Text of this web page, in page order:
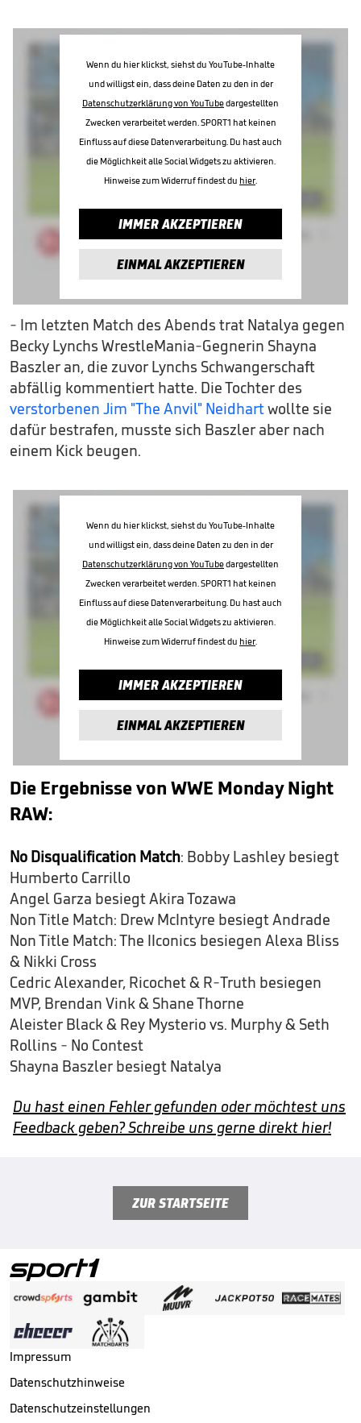
Wenn du hier klickst, siehst du YouTube-Inhalte
und willigst ein, dass deine Daten zu den in der
Datenschutzerklärung von YouTubedargestellten
Zwecken verarbeitet werden. SPORT1 hat keinen
Einfluss auf diese Datenverarbeitung. Du hast auch
die Möglichkeit alle Social Widgets zu aktivieren.
Hinweise zum Widerruf findest du hier.
IMMER AKZEPTIEREN
EINMAL AKZEPTIEREN
- Im letzten Match des Abends trat Natalya gegen
Becky Lynchs WrestleMania-Gegnerin Shayna
Baszler an, die zuvor Lynchs Schwangerschaft
abfällig kommentiert hatte. Die Tochter des
verstorbenen Jim "The Anvil" Neidhartwollte sie
dafür bestrafen, musste sich Baszler aber nach
einem Kick beugen.
Wenn du hier klickst, siehst du YouTube-Inhalte
und willigst ein, dass deine Daten zu den in der
Datenschutzerklärung von YouTubedargestellten
Zwecken verarbeitet werden. SPORT1 hat keinen
Einfluss auf diese Datenverarbeitung. Du hast auch
die Möglichkeit alle Social Widgets zu aktivieren.
Hinweise zum Widerruf findest du hier.
IMMER AKZEPTIEREN
EINMAL AKZEPTIEREN
Die Ergebnisse von WWE Monday Night
RAW:
No Disqualification Match: Bobby Lashley besiegt
Humberto Carrillo
Angel Garza besiegt Akira Tozawa
Non Title Match: Drew McIntyre besiegt Andrade
Non Title Match: The IIconics besiegen Alexa Bliss
& Nikki Cross
Cedric Alexander, Ricochet & R-Truth besiegen
MVP, Brendan Vink & Shane Thorne
Aleister Black & Rey Mysterio vs. Murphy & Seth
Rollins - No Contest
Shayna Baszler besiegt Natalya
Du hast einen Fehler gefunden oder möchtest uns
Feedback geben? Schreibe uns gerne direkt hier!
ZUR STARTSEITE
Impressum
Datenschutzhinweise
Datenschutzeinstellungen